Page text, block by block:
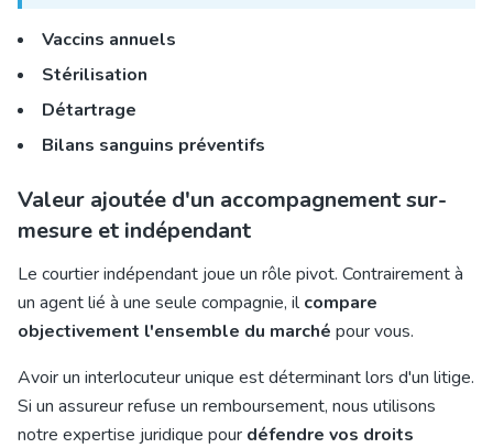
Vaccins annuels
Stérilisation
Détartrage
Bilans sanguins préventifs
Valeur ajoutée d'un accompagnement sur-
mesure et indépendant
Le courtier indépendant joue un rôle pivot. Contrairement à
un agent lié à une seule compagnie, ilcompare
objectivement l'ensemble du marché pour vous.
Avoir un interlocuteur unique est déterminant lors d'un litige.
Si un assureur refuse un remboursement, nous utilisons
notre expertise juridique pour défendre vos droits